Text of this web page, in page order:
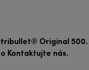
Original 500.
Kontaktujte nás.